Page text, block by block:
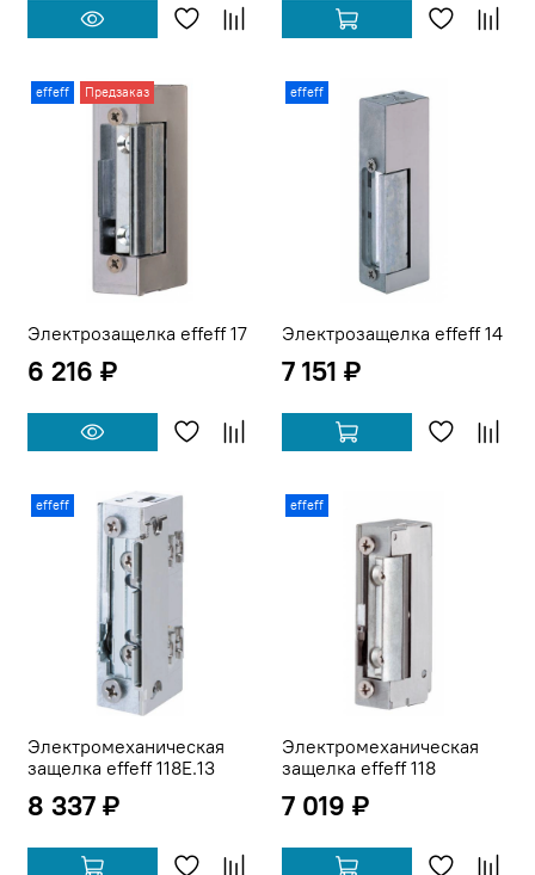
effeff Предзаказ
Электрозащелка effeff 17
6 216 ₽
effeff
Электрозащелка effeff 14
7 151 ₽
effeff
Электромеханическая
защелка effeff 118E.13
8 337 ₽
effeff
Электромеханическая
защелка effeff 118
7 019 ₽